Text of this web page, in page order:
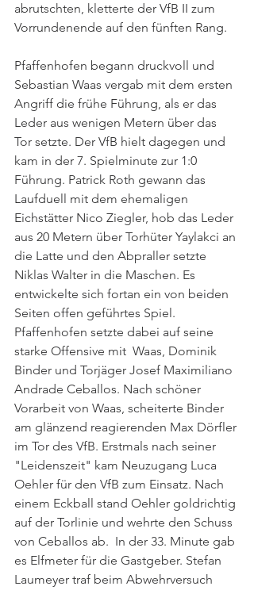
abrutschten, kletterte der VfB II zum
Vorrundenende auf den fünften Rang.
Pfaffenhofen begann druckvoll und
Sebastian Waas vergab mit dem ersten
Angriff die frühe Führung, als er das
Leder aus wenigen Metern über das
Tor setzte. Der VfB hielt dagegen und
kam in der 7. Spielminute zur 1:0
Führung. Patrick Roth gewann das
Laufduell mit dem ehemaligen
Eichstätter Nico Ziegler, hob das Leder
aus 20 Metern über Torhüter Yaylakci an
die Latte und den Abpraller setzte
Niklas Walter in die Maschen. Es
entwickelte sich fortan ein von beiden
Seiten offen geführtes Spiel.
Pfaffenhofen setzte dabei auf seine
starke Offensive mit  Waas, Dominik
Binder und Torjäger Josef Maximiliano
Andrade Ceballos. Nach schöner
Vorarbeit von Waas, scheiterte Binder
am glänzend reagierenden Max Dörfler
im Tor des VfB. Erstmals nach seiner
"Leidenszeit" kam Neuzugang Luca
Oehler für den VfB zum Einsatz. Nach
einem Eckball stand Oehler goldrichtig
auf der Torlinie und wehrte den Schuss
von Ceballos ab.  In der 33. Minute gab
es Elfmeter für die Gastgeber. Stefan
Laumeyer traf beim Abwehrversuch